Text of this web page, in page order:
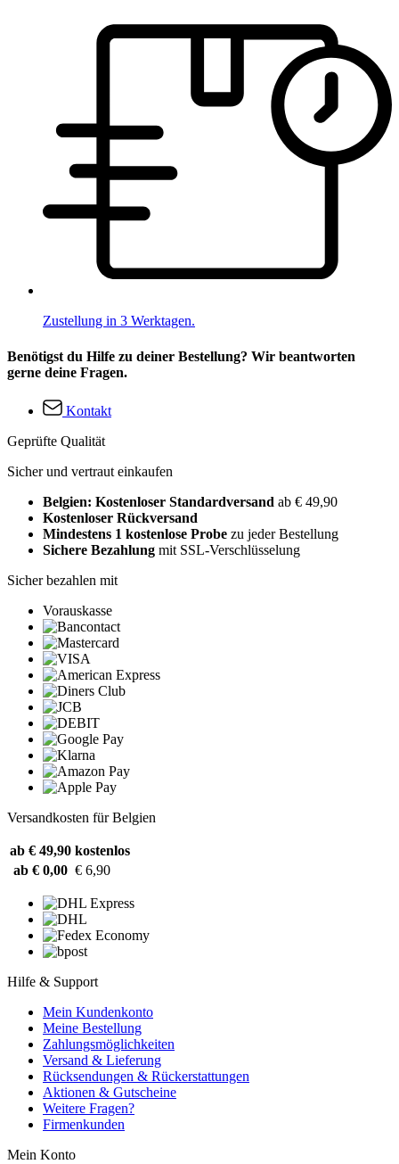
Zustellung in 3 Werktagen.
Benötigst du Hilfe zu deiner Bestellung? Wir beantworten
gerne deine Fragen.
Kontakt
Geprüfte Qualität
Sicher und vertraut einkaufen
Belgien: Kostenloser Standardversand ab € 49,90
Kostenloser Rückversand
Mindestens 1 kostenlose Probe zu jeder Bestellung
Sichere Bezahlung mit SSL-Verschlüsselung
Sicher bezahlen mit
Vorauskasse
Versandkosten für Belgien
ab € 49,90 kostenlos
ab € 0,00 € 6,90
Hilfe & Support
Mein Kundenkonto
Meine Bestellung
Zahlungsmöglichkeiten
Versand & Lieferung
Rücksendungen & Rückerstattungen
Aktionen & Gutscheine
Weitere Fragen?
Firmenkunden
Mein Konto